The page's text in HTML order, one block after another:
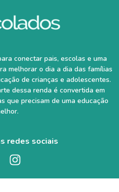
conectar pais, escolas e uma
melhorar o dia a dia das famílias
de crianças e adolescentes.
dessa renda é convertida em
que precisam de uma educação
redes sociais